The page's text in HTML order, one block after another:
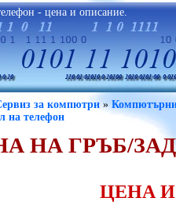
- цена и описание.
за компютри»
на телефон
НА ГРЪБ/
ЦЕНА